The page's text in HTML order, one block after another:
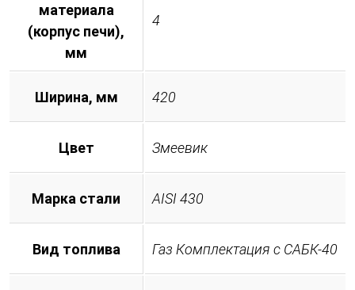
материала
(корпус печи),
мм
4
Ширина, мм 420
Цвет Змеевик
Марка стали AISI 430
Вид топлива Газ Комплектация с САБК-40